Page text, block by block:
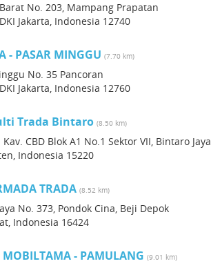
No. 203, Mampang Prapatan
Jakarta, Indonesia 12740
- PASAR MINGGU (7.70 km)
No. 35 Pancoran
Jakarta, Indonesia 12760
Trada Bintaro (8.50 km)
CBD Blok A1 No.1 Sektor VII, Bintaro Jaya
Indonesia 15220
TRADA (8.52 km)
No. 373, Pondok Cina, Beji Depok
Indonesia 16424
MOBILTAMA - PAMULANG (9.01 km)